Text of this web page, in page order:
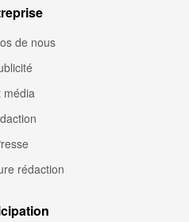
de nous
média
rédaction